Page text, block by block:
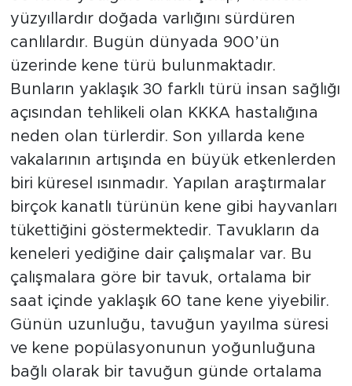
yüzyıllardır doğada varlığını sürdüren
canlılardır. Bugün dünyada 900’ün
üzerinde kene türü bulunmaktadır.
Bunların yaklaşık 30 farklı türü insan sağlığı
açısından tehlikeli olan KKKA hastalığına
neden olan türlerdir. Son yıllarda kene
vakalarının artışında en büyük etkenlerden
biri küresel ısınmadır. Yapılan araştırmalar
birçok kanatlı türünün kene gibi hayvanları
tükettiğini göstermektedir. Tavukların da
keneleri yediğine dair çalışmalar var. Bu
çalışmalara göre bir tavuk, ortalama bir
saat içinde yaklaşık 60 tane kene yiyebilir.
Günün uzunluğu, tavuğun yayılma süresi
ve kene popülasyonunun yoğunluğuna
bağlı olarak bir tavuğun günde ortalama